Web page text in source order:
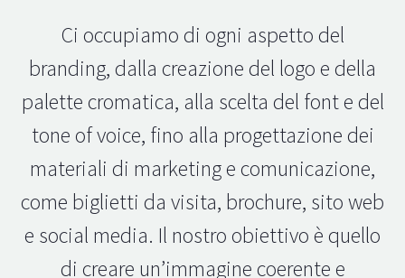
Ci occupiamo di ogni aspetto del
branding, dalla creazione del logo e della
palette cromatica, alla scelta del font e del
tone of voice, fino alla progettazione dei
materiali di marketing e comunicazione,
come biglietti da visita, brochure, sito web
e social media. Il nostro obiettivo è quello
di creare un’immagine coerente e